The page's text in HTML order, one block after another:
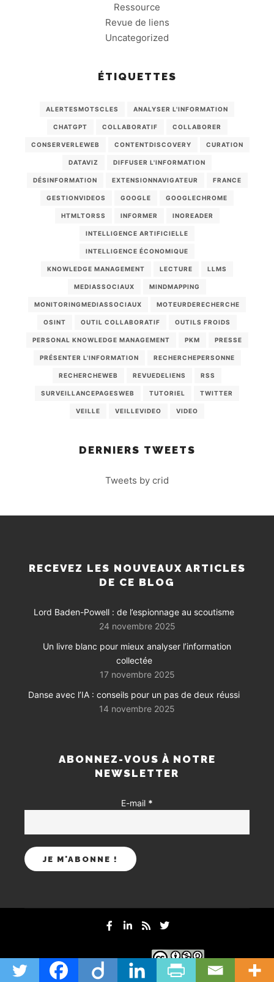
Ressource
Revue de liens
Uncategorized
ÉTIQUETTES
ALERTESMOTSCLES ANALYSER L'INFORMATION
CHATGPT COLLABORATIF COLLABORER
CONSERVERLEWEB CONTENTDISCOVERY CURATION
DATAVIZ DIFFUSER L'INFORMATION
DÉSINFORMATION EXTENSIONNAVIGATEUR FRANCE
GESTIONVIDEOS GOOGLE GOOGLECHROME
HTMLTORSS INFORMER INOREADER
INTELLIGENCE ARTIFICIELLE
INTELLIGENCE ÉCONOMIQUE
KNOWLEDGE MANAGEMENT LECTURE LLMS
MEDIASSOCIAUX MINDMAPPING
MONITORINGMEDIASSOCIAUX MOTEURDERECHERCHE
OSINT OUTIL COLLABORATIF OUTILS FROIDS
PERSONAL KNOWLEDGE MANAGEMENT PKM PRESSE
PRÉSENTER L'INFORMATION RECHERCHEPERSONNE
RECHERCHEWEB REVUEDELIENS RSS
SURVEILLANCEPAGESWEB TUTORIEL TWITTER
VEILLE VEILLEVIDEO VIDEO
DERNIERS TWEETS
Tweets by crid
RECEVEZ LES NOUVEAUX ARTICLES
DE CE BLOG
Lord Baden-Powell : de l’espionnage au scoutisme
24 novembre 2025
Un livre blanc pour mieux analyser l’information
collectée
17 novembre 2025
Danse avec l’IA : conseils pour un pas de deux réussi
14 novembre 2025
ABONNEZ-VOUS À NOTRE
NEWSLETTER
E-mail *
mentions-legales